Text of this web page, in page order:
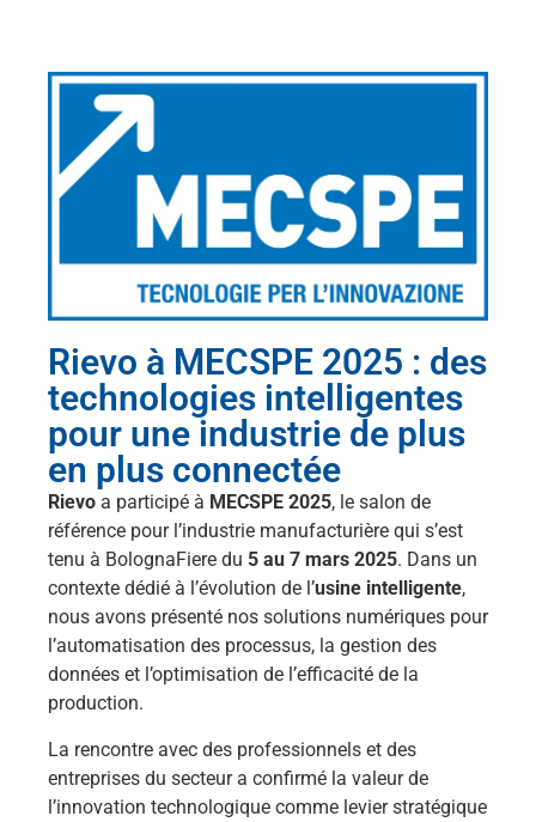
Rievo à MECSPE 2025 : des
technologies intelligentes
pour une industrie de plus
en plus connectée
Rievo a participé à MECSPE 2025, le salon de
référence pour l’industrie manufacturière qui s’est
tenu à BolognaFiere du 5 au 7 mars 2025. Dans un
contexte dédié à l’évolution de l’usine intelligente,
nous avons présenté nos solutions numériques pour
l’automatisation des processus, la gestion des
données et l’optimisation de l’efficacité de la
production.
La rencontre avec des professionnels et des
entreprises du secteur a confirmé la valeur de
l’innovation technologique comme levier stratégique